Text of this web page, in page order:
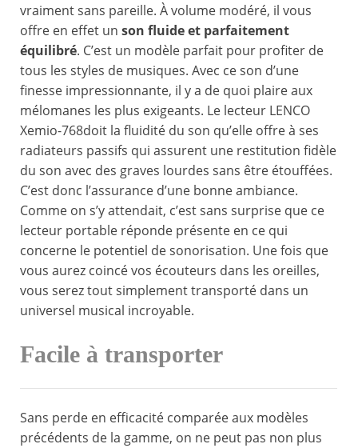
vraiment sans pareille. À volume modéré, il vous
offre en effet un son fluide et parfaitement
équilibré. C’est un modèle parfait pour profiter de
tous les styles de musiques. Avec ce son d’une
finesse impressionnante, il y a de quoi plaire aux
mélomanes les plus exigeants. Le lecteur LENCO
Xemio-768doit la fluidité du son qu’elle offre à ses
radiateurs passifs qui assurent une restitution fidèle
du son avec des graves lourdes sans être étouffées.
C’est donc l’assurance d’une bonne ambiance.
Comme on s’y attendait, c’est sans surprise que ce
lecteur portable réponde présente en ce qui
concerne le potentiel de sonorisation. Une fois que
vous aurez coincé vos écouteurs dans les oreilles,
vous serez tout simplement transporté dans un
universel musical incroyable.
Facile à transporter
Sans perde en efficacité comparée aux modèles
précédents de la gamme, on ne peut pas non plus